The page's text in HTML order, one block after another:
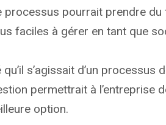
processus pourrait prendre
faciles à gérer en tant que
s’agissait d’un processus
permettrait à l’entreprise
option.